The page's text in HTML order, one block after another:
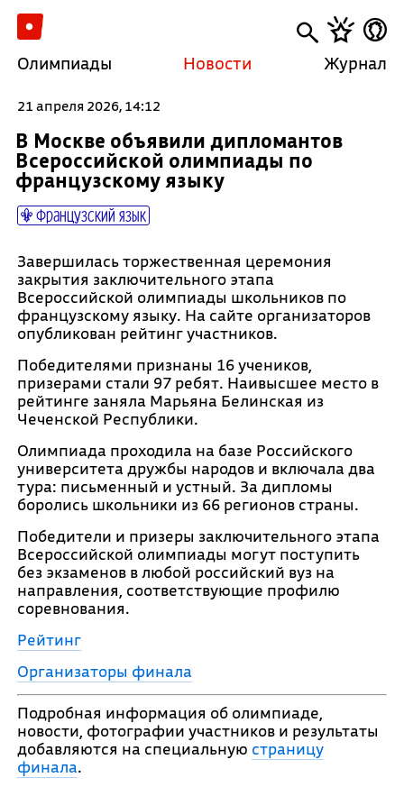
Олимпиады Новости Журнал
21 апреля 2026, 14:12
В Москве объявили дипломантов
Всероссийской олимпиады по
французскому языку
Французский язык
Завершилась торжественная церемония
закрытия заключительного этапа
Всероссийской олимпиады школьников по
французскому языку. На сайте организаторов
опубликован рейтинг участников.
Победителями признаны 16 учеников,
призерами стали 97 ребят. Наивысшее место в
рейтинге заняла Марьяна Белинская из
Чеченской Республики.
Олимпиада проходила на базе Российского
университета дружбы народов и включала два
тура: письменный и устный. За дипломы
боролись школьники из 66 регионов страны.
Победители и призеры заключительного этапа
Всероссийской олимпиады могут поступить
без экзаменов в любой российский вуз на
направления, соответствующие профилю
соревнования.
Рейтинг
Организаторы финала
Подробная информация об олимпиаде,
новости, фотографии участников и результаты
добавляются на специальную страницу
финала.